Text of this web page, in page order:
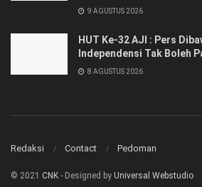
9 AGUSTUS 2026
HUT Ke-32 AJI : Pers
Independensi Tak Boleh
8 AGUSTUS 2026
Redaksi Contact Pedoman
© 2021 CNK - Designed by Universal Webstudio